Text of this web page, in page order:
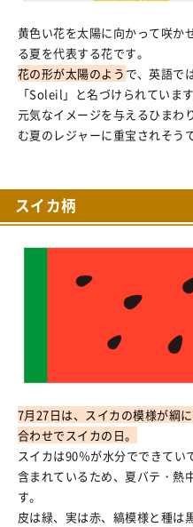
黄色い花を太陽に向かって咲か
る夏を代表する花です。
花の形が太陽のよう で、英語で
「Soleil」と名づけられています
元気なイメージを与えるひまわ
む夏のレジャーに重宝されそう
スイカ柄
7月27日は、スイカの模様が綱
合わせでスイカの日。
スイカは90％が水分でできて
含まれているため、夏バテ・熱
す。
皮は緑、実は赤、縞模様と種は